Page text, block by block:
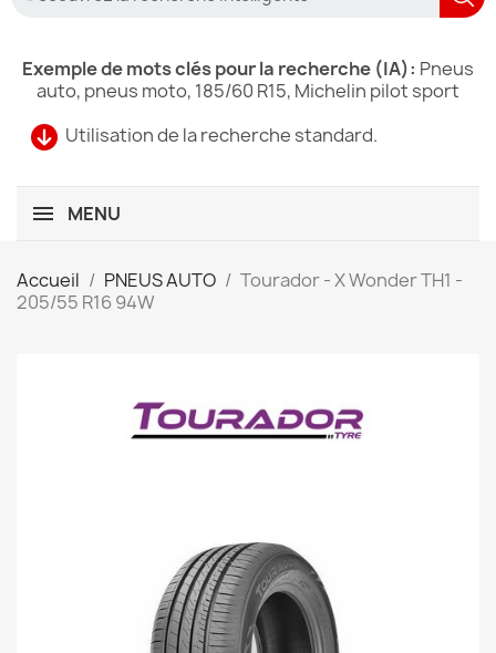
Utilisation de la recherche standard.
Exemple de mots clés pour la recherche (IA): Pneus
auto, pneus moto, 185/60 R15, Michelin pilot sport
MENU
Accueil PNEUS AUTO
Tourador - X Wonder TH1 -
205/55 R16 94W